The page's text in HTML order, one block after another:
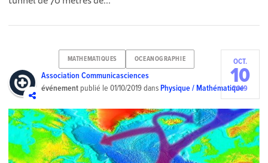
MATHEMATIQUES OCEANOGRAPHIE
Association Communicasciences
événement publié le01/10/2019dansPhysique / Mathématique
OCT.
10
2019